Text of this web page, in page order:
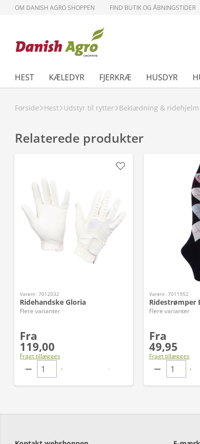
OM DANISH AGRO SHOPPEN FIND BUTIK OG ÅBNINGSTIDER
HEST KÆLEDYR FJERKRÆ HUSDYR
Forside Hest Udstyr til rytter Beklædning & ridehjelm
Relaterede produkter
Varenr. 7012032
Ridehandske Gloria
Flere varianter
Fra
119,00
Fragt tillægges
Varenr. 7011952
Ridestrømper
Flere varianter
Fra
49,95
Fragt tillægges